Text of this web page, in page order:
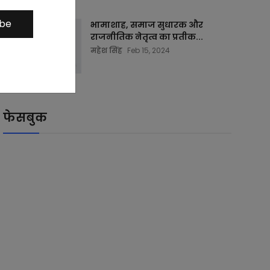
भामाशाह, समाज सुधारक और
राजनीतिक नेतृत्व का प्रतीक...
महेश सिंह Feb 15, 2024
फेसबुक